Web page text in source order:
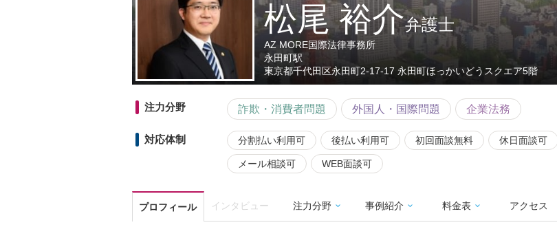
松尾 裕介弁護士
AZ MORE国際法律事務所
永田町駅
東京都千代田区永田町2-17-17 永田町ほっかいどうスクエア5階
注力分野 詐欺・消費者問題 外国人・国際問題 企業法務
対応体制 分割払い利用可 後払い利用可 初回面談無料 休日面談可
メール相談可 WEB面談可
プロフィール インタビュー 注力分野 事例紹介 料金表 アクセス